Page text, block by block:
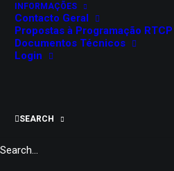
INFORMAÇÕES
Contacto Geral
Propostas à Programação RTCP
Documentos Técnicos
Login
SEARCH
Salão Nobre do